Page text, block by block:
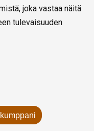
joka vastaa näitä
tulevaisuuden